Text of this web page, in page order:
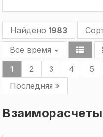
Найдено 1983
Все время
1
2 3 4 5
Последняя